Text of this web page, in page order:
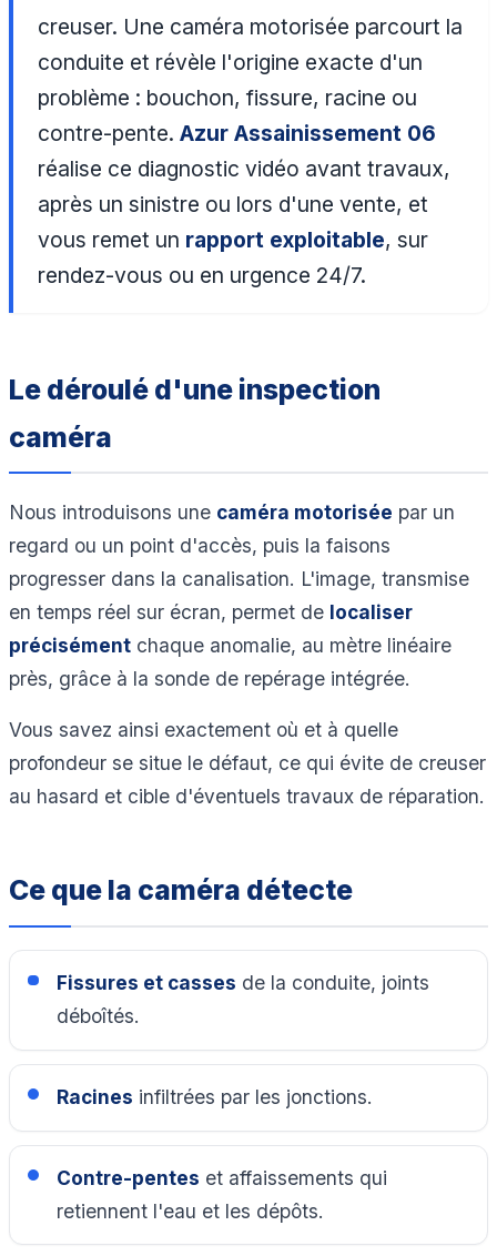
creuser. Une caméra motorisée parcourt la
conduite et révèle l'origine exacte d'un
problème : bouchon, fissure, racine ou
contre-pente.Azur Assainissement 06
réalise ce diagnostic vidéo avant travaux,
après un sinistre ou lors d'une vente, et
vous remet un rapport exploitable, sur
rendez-vous ou en urgence 24/7.
Le déroulé d'une inspection
caméra
Nous introduisons une caméra motorisée par un
regard ou un point d'accès, puis la faisons
progresser dans la canalisation. L'image, transmise
en temps réel sur écran, permet de localiser
précisément chaque anomalie, au mètre linéaire
près, grâce à la sonde de repérage intégrée.
Vous savez ainsi exactement où et à quelle
profondeur se situe le défaut, ce qui évite de creuser
au hasard et cible d'éventuels travaux de réparation.
Ce que la caméra détecte
Fissures et casses de la conduite, joints
déboîtés.
Racines infiltrées par les jonctions.
Contre-pentes et affaissements qui
retiennent l'eau et les dépôts.